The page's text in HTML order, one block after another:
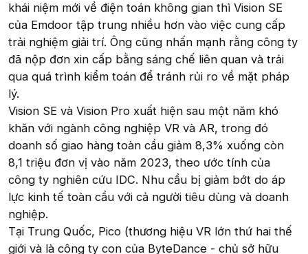
khái niệm mới về điện toán không gian thì Vision SE
của Emdoor tập trung nhiều hơn vào việc cung cấp
trải nghiệm giải trí. Ông cũng nhấn mạnh rằng công ty
đã nộp đơn xin cấp bằng sáng chế liên quan và trải
qua quá trình kiểm toán để tránh rủi ro về mặt pháp
lý.
Vision SE và Vision Pro xuất hiện sau một năm khó
khăn với ngành công nghiệp VR và AR, trong đó
doanh số giao hàng toàn cầu giảm 8,3% xuống còn
8,1 triệu đơn vị vào năm 2023, theo ước tính của
công ty nghiên cứu IDC. Nhu cầu bị giảm bớt do áp
lực kinh tế toàn cầu với cả người tiêu dùng và doanh
nghiệp.
Tại Trung Quốc, Pico (thương hiệu VR lớn thứ hai thế
giới và là công ty con của ByteDance - chủ sở hữu